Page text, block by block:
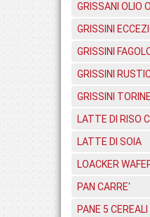
GRISSANI OLIO
GRISSINI
GRISSINI
GRISSINI
GRISSINI
LATTE DI RISO
LATTE DI SOIA
LOACKER
PAN CARRE'
PANE 5 CEREALI